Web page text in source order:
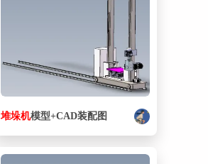
堆垛机模型+CAD装配图